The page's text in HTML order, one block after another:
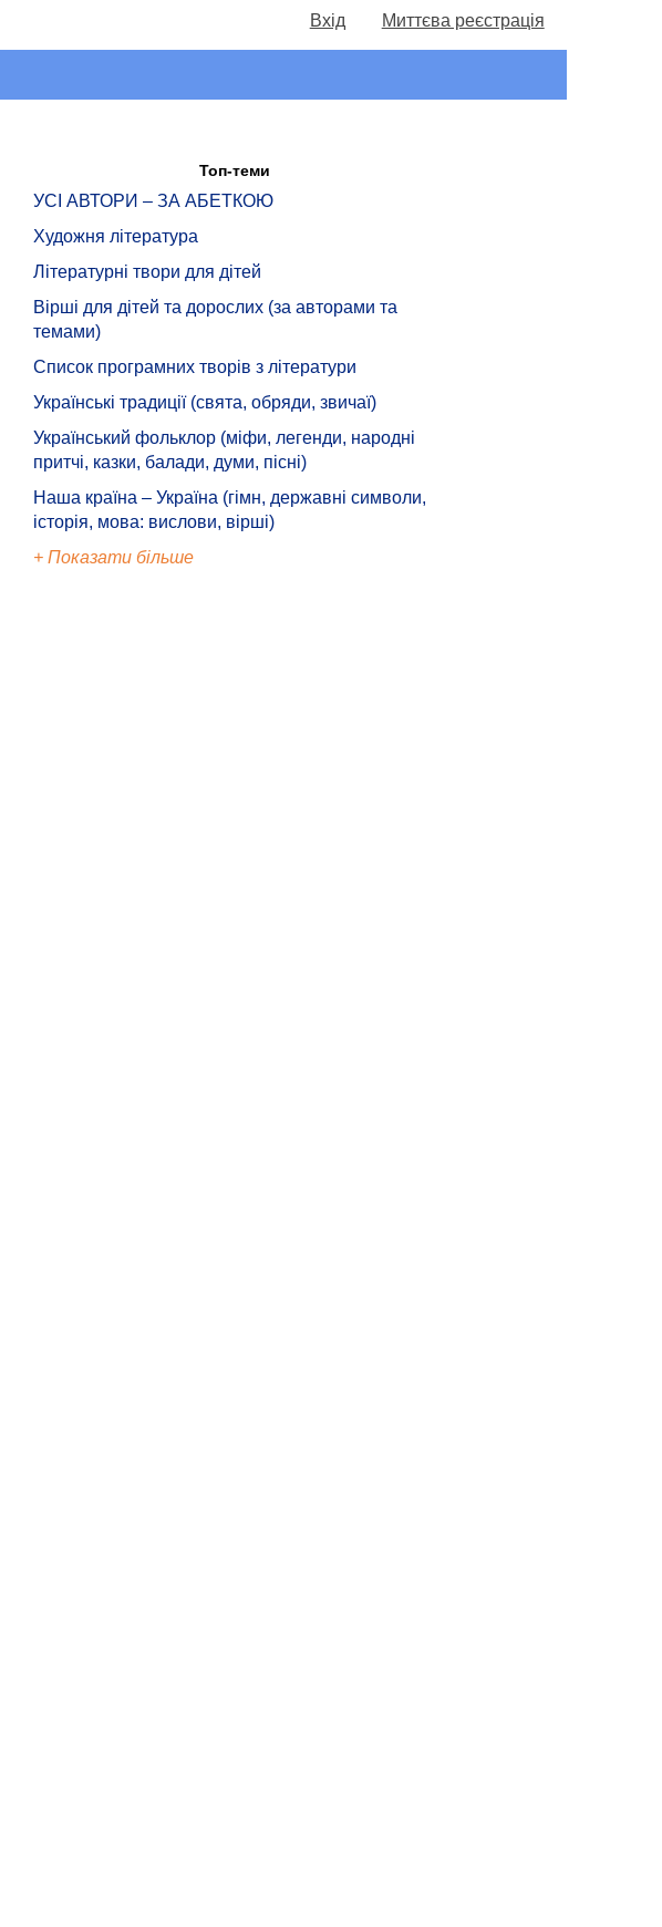
Вхід Миттєва реєстрація
Топ-теми
УСІ АВТОРИ – ЗА АБЕТКОЮ
Художня література
Літературні твори для дітей
Вірші для дітей та дорослих (за авторами та
темами)
Список програмних творів з літератури
Українські традиції (свята, обряди, звичаї)
Український фольклор (міфи, легенди, народні
притчі, казки, балади, думи, пісні)
Наша країна – Україна (гімн, державні символи,
історія, мова: вислови, вірші)
+ Показати більше